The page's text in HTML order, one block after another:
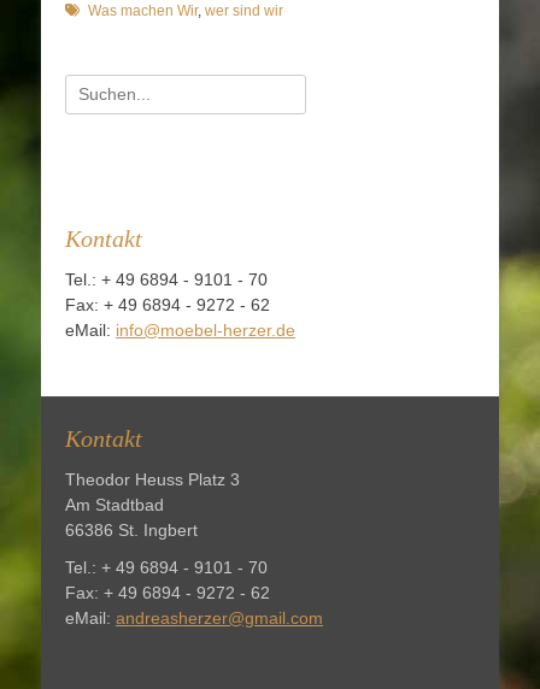
Schlagworte
Was machen Wir, wer sind wir
Suchen
nach:
Kontakt
Tel.: + 49 6894 - 9101 - 70
Fax: + 49 6894 - 9272 - 62
eMail: info@moebel-herzer.de
Kontakt
Theodor Heuss Platz 3
Am Stadtbad
66386 St. Ingbert
Tel.: + 49 6894 - 9101 - 70
Fax: + 49 6894 - 9272 - 62
eMail: andreasherzer@gmail.com